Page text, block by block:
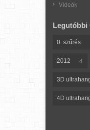
Videók
Legutóbbi
0. szűrés
2012 4
3D
4D